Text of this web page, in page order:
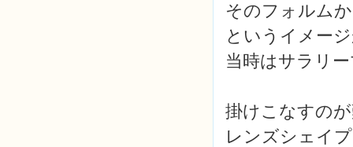
そのフォルム
というイメー
当時はサラリ
掛けこなすの
レンズシェイ